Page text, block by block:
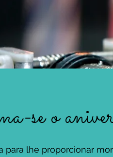
se o
para lhe proporcionar